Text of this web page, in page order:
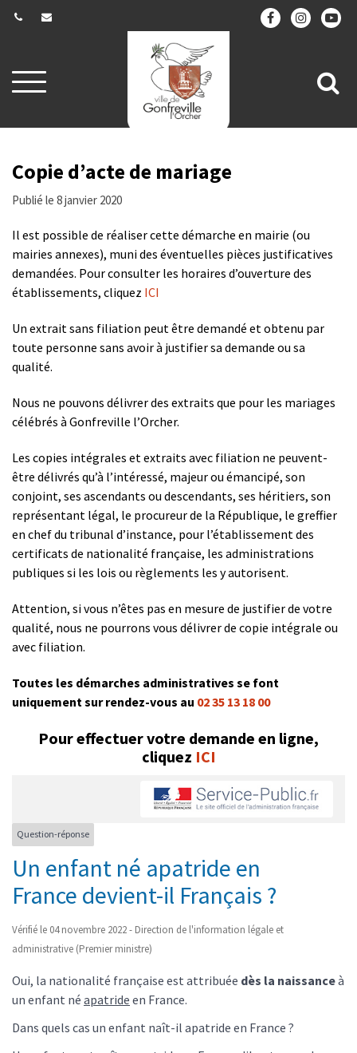
Aller
à
navigation
à
Copie d’acte de mariage
Publié le 8 janvier 2020
Il est possible de réaliser cette démarche en mairie (ou
mairies annexes), muni des éventuelles pièces justificatives
demandées. Pour consulter les horaires d’ouverture des
établissements, cliquez ICI
Un extrait sans filiation peut être demandé et obtenu par
toute personne sans avoir à justifier sa demande ou sa
qualité.
Nous ne pouvons délivrer des extraits que pour les mariages
célébrés à Gonfreville l’Orcher.
Les copies intégrales et extraits avec filiation ne peuvent-
être délivrés qu’à l’intéressé, majeur ou émancipé, son
conjoint, ses ascendants ou descendants, ses héritiers, son
représentant légal, le procureur de la République, le greffier
en chef du tribunal d’instance, pour l’établissement des
certificats de nationalité française, les administrations
publiques si les lois ou règlements les y autorisent.
Attention, si vous n’êtes pas en mesure de justifier de votre
qualité, nous ne pourrons vous délivrer de copie intégrale ou
avec filiation.
Toutes les démarches administratives se font
uniquement sur rendez-vous au 02 35 13 18 00
Pour effectuer votre demande en ligne,
cliquez ICI
Question-réponse
Un enfant né apatride en
France devient-il Français ?
Vérifié le 04 novembre 2022 - Direction de l'information légale et
administrative (Premier ministre)
Oui, la nationalité française est attribuée dès la naissanceà
un enfant né apatride en France.
Dans quels cas un enfant naît-il apatride en France ?